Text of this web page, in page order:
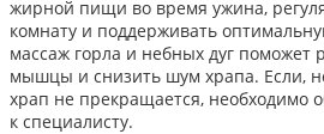
жирной пищи во время ужина,
комнату и поддерживать
массаж горла и небных дуг поможет
мышцы и снизить шум храпа. Если,
храп не прекращается, необходимо
к специалисту.